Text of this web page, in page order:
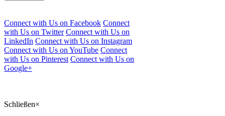
Connect with Us on Facebook Connect
with Us on Twitter Connect with Us on
LinkedIn Connect with Us on Instagram
Connect with Us on YouTube Connect
with Us on Pinterest Connect with Us on
Google+
Schließen×